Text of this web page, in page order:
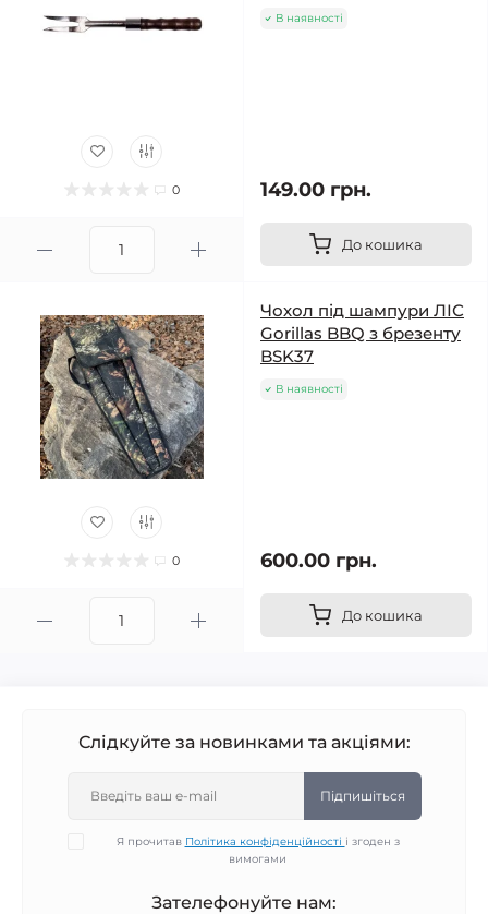
0
В наявності
149.00 грн.
До кошика
0
Чохол під шампури ЛІС
Gorillas BBQ з брезенту
BSK37
В наявності
600.00 грн.
До кошика
Слідкуйте за новинками та акціями:
Підпишіться
Я прочитав Політика конфіденційності і згоден з
вимогами
Зателефонуйте нам: